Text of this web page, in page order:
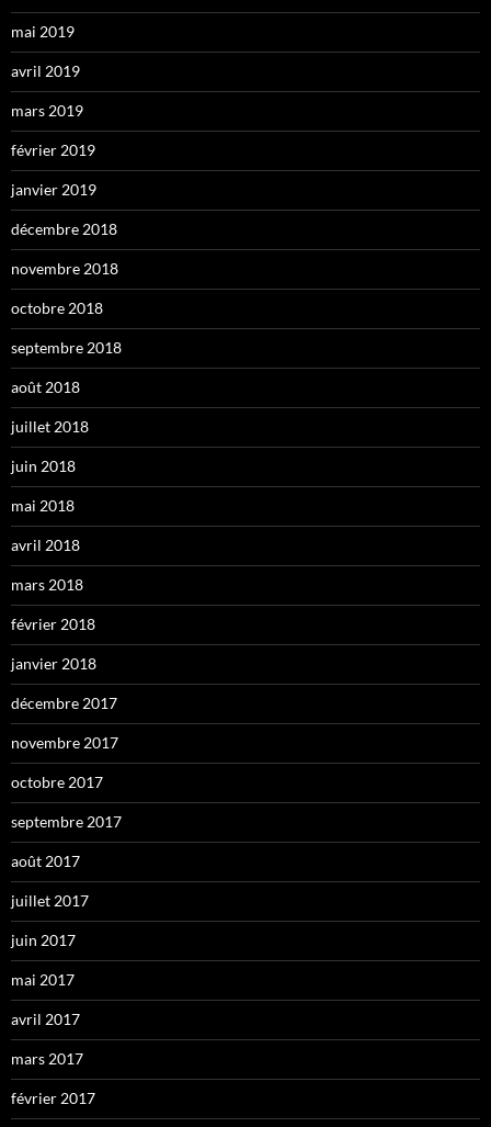
mai 2019
avril 2019
mars 2019
février 2019
janvier 2019
décembre 2018
novembre 2018
octobre 2018
septembre 2018
août 2018
juillet 2018
juin 2018
mai 2018
avril 2018
mars 2018
février 2018
janvier 2018
décembre 2017
novembre 2017
octobre 2017
septembre 2017
août 2017
juillet 2017
juin 2017
mai 2017
avril 2017
mars 2017
février 2017